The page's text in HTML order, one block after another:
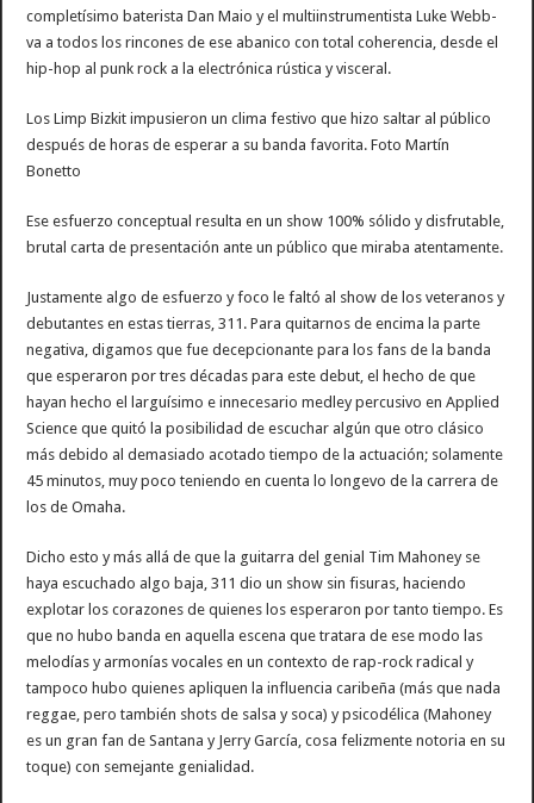
completísimo baterista Dan Maio y el multiinstrumentista Luke Webb-
va a todos los rincones de ese abanico con total coherencia, desde el
hip-hop al punk rock a la electrónica rústica y visceral.
Los Limp Bizkit impusieron un clima festivo que hizo saltar al público
después de horas de esperar a su banda favorita. Foto Martín
Bonetto
Ese esfuerzo conceptual resulta en un show 100% sólido y disfrutable,
brutal carta de presentación ante un público que miraba atentamente.
Justamente algo de esfuerzo y foco le faltó al show de los veteranos y
debutantes en estas tierras, 311. Para quitarnos de encima la parte
negativa, digamos que fue decepcionante para los fans de la banda
que esperaron por tres décadas para este debut, el hecho de que
hayan hecho el larguísimo e innecesario medley percusivo en Applied
Science que quitó la posibilidad de escuchar algún que otro clásico
más debido al demasiado acotado tiempo de la actuación; solamente
45 minutos, muy poco teniendo en cuenta lo longevo de la carrera de
los de Omaha.
Dicho esto y más allá de que la guitarra del genial Tim Mahoney se
haya escuchado algo baja, 311 dio un show sin fisuras, haciendo
explotar los corazones de quienes los esperaron por tanto tiempo. Es
que no hubo banda en aquella escena que tratara de ese modo las
melodías y armonías vocales en un contexto de rap-rock radical y
tampoco hubo quienes apliquen la influencia caribeña (más que nada
reggae, pero también shots de salsa y soca) y psicodélica (Mahoney
es un gran fan de Santana y Jerry García, cosa felizmente notoria en su
toque) con semejante genialidad.